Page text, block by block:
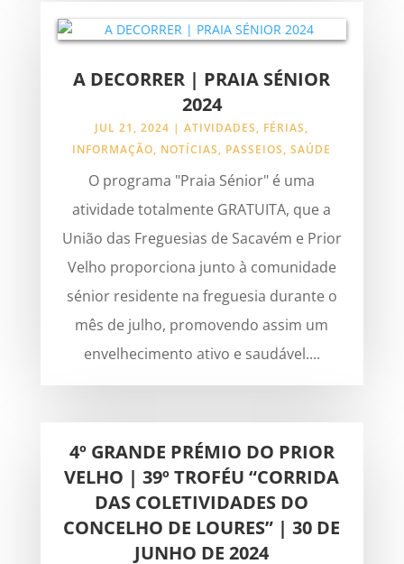
A DECORRER | PRAIA SÉNIOR
2024
JUL 21, 2024 |ATIVIDADES, FÉRIAS,
INFORMAÇÃO, NOTÍCIAS, PASSEIOS,SAÚDE
O programa "Praia Sénior" é uma
atividade totalmente GRATUITA, que a
União das Freguesias de Sacavém e Prior
Velho proporciona junto à comunidade
sénior residente na freguesia durante o
mês de julho, promovendo assim um
envelhecimento ativo e saudável....
4º GRANDE PRÉMIO DO PRIOR
VELHO | 39º TROFÉU “CORRIDA
DAS COLETIVIDADES DO
CONCELHO DE LOURES” | 30 DE
JUNHO DE 2024